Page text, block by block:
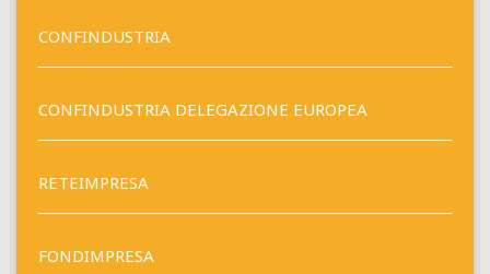
CONFINDUSTRIA
CONFINDUSTRIA DELEGAZIONE EUROPEA
RETEIMPRESA
FONDIMPRESA